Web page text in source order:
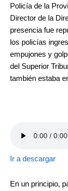
Policía de la
Director de la
presencia fue
los policías
empujones y
del Superior
también estaba
Ir a descargar
En un principio,